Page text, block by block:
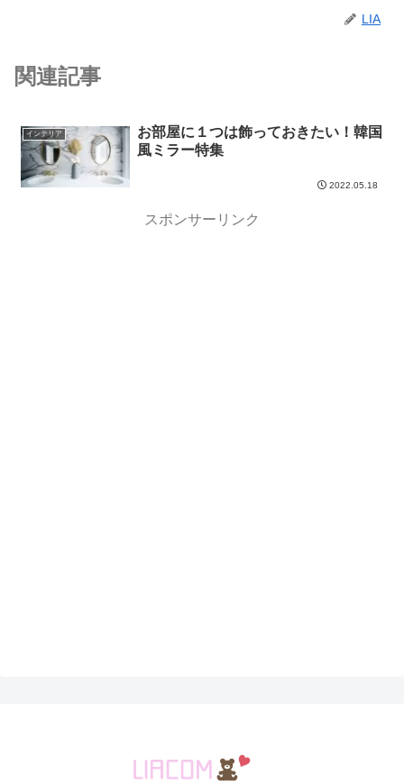
LIA
関連記事
インテリア
お部屋に１つは飾っておきたい！韓国
風ミラー特集
2022.05.18
スポンサーリンク